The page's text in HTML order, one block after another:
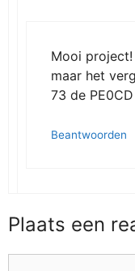
Mooi
maar het
73 de PE0CD
Beantwoorden
Plaats een